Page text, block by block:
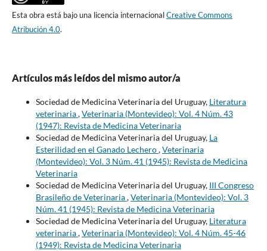
Esta obra está bajo una licencia internacionalCreative Commons
Atribución 4.0.
Artículos más leídos del mismo autor/a
Sociedad de Medicina Veterinaria del Uruguay, Literatura
veterinaria,Veterinaria (Montevideo): Vol. 4 Núm. 43
(1947): Revista de Medicina Veterinaria
Sociedad de Medicina Veterinaria del Uruguay, La
Esterilidad en el Ganado Lechero,Veterinaria
(Montevideo): Vol. 3 Núm. 41 (1945): Revista de Medicina
Veterinaria
Sociedad de Medicina Veterinaria del Uruguay, III Congreso
Brasileño de Veterinaria,Veterinaria (Montevideo): Vol. 3
Núm. 41 (1945): Revista de Medicina Veterinaria
Sociedad de Medicina Veterinaria del Uruguay, Literatura
veterinaria,Veterinaria (Montevideo): Vol. 4 Núm. 45-46
(1949): Revista de Medicina Veterinaria